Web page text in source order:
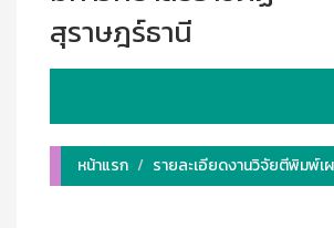
สุราษฎร์ธานี
หน้าแรก
รายละเอียดงานวิจัยตีพิมพ์เ